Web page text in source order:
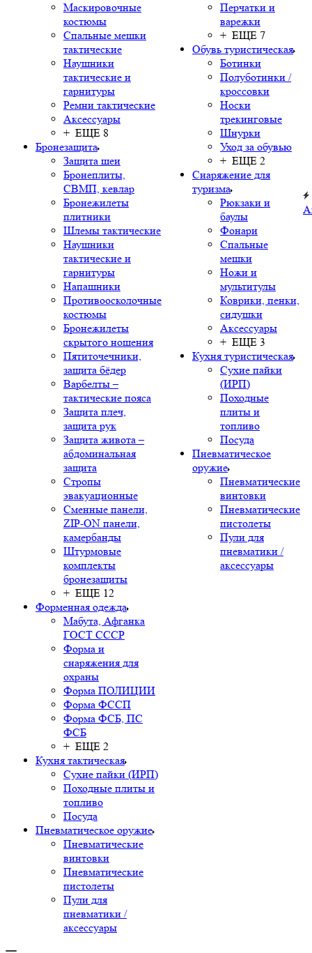
Маскировочные
костюмы
Спальные мешки
тактические
Наушники
тактические и
гарнитуры
Ремни тактические
Аксессуары
+ ЕЩЕ 8
Бронезащита
Защита шеи
Бронеплиты,
СВМП, кевлар
Бронежилеты
плитники
Шлемы тактические
Наушники
тактические и
гарнитуры
Напашники
Противоосколочные
костюмы
Бронежилеты
скрытого ношения
Пятиточечники,
защита бёдер
Варбелты –
тактические пояса
Защита плеч,
защита рук
Защита живота –
абдоминальная
защита
Стропы
эвакуационные
Сменные панели,
ZIP-ON панели,
камербанды
Штурмовые
комплекты
бронезащиты
+ ЕЩЕ 12
Форменная одежда
Мабута, Афганка
ГОСТ СССР
Форма и
снаряжения для
охраны
Форма ПОЛИЦИИ
Форма ФССП
Форма ФСБ, ПС
ФСБ
+ ЕЩЕ 2
Кухня тактическая
Сухие пайки (ИРП)
Походные плиты и
топливо
Посуда
Пневматическое оружие
Пневматические
винтовки
Пневматические
пистолеты
Пули для
пневматики /
аксессуары
Перчатки и
варежки
+ ЕЩЕ 7
Обувь туристическая
Ботинки
Полуботинки /
кроссовки
Носки
трекинговые
Шнурки
Уход за обувью
+ ЕЩЕ 2
Снаряжение для
туризма
Рюкзаки и
баулы
Фонари
Спальные
мешки
Ножи и
мультитулы
Коврики, пенки,
сидушки
Аксессуары
+ ЕЩЕ 3
Кухня туристическая
Сухие пайки
(ИРП)
Походные
плиты и
топливо
Посуда
Пневматическое
оружие
Пневматические
винтовки
Пневматические
пистолеты
Пули для
пневматики /
аксессуары